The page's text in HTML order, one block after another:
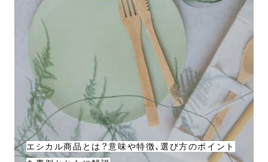
エシカル商品とは？意味や特徴、選び方のポイント